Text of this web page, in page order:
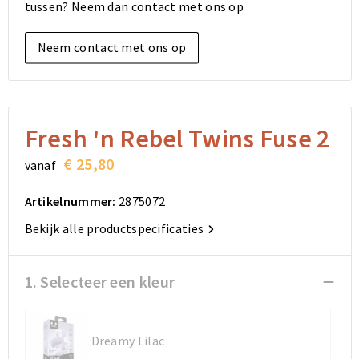
Elektronica, Gadgets en USB
Sleutelhangers en Lanyards
Lampen en Gereedschap
Aanstekers
Snoepgoed
Reistassensets
Goodiebags
Opvouwbare tassen
Autotassen
Matrozentassen
Rugzakken
Accessoires voor tassen
Bodywarmers
Kleding sets
Reistassensets
Goodiebags
Opvouwbare tassen
Autotassen
Matrozentassen
Rugzakken
Accessoires voor tassen
Overhemden
Jassen
Schoenen
tussen? Neem dan contact met ons op
Neem contact met ons op
Fresh 'n Rebel Twins Fuse 2
vanaf € 25,80
Artikelnummer: 2875072
Bekijk alle productspecificaties
1. Selecteer een kleur
Dreamy Lilac